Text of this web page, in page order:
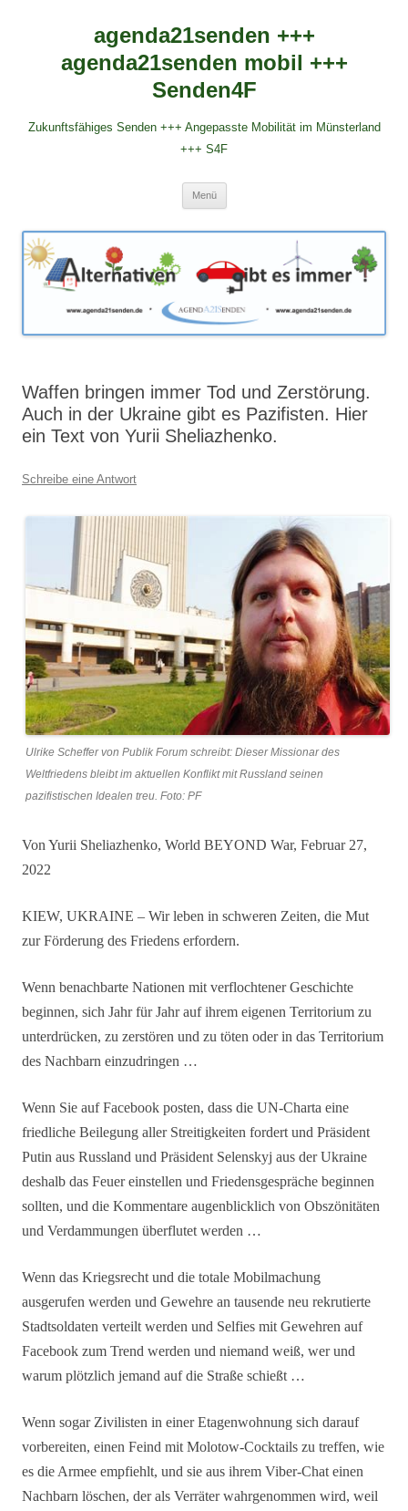
agenda21senden +++
agenda21senden mobil +++
Senden4F
Zukunftsfähiges Senden +++ Angepasste Mobilität im Münsterland
+++ S4F
Menü
Waffen bringen immer Tod und Zerstörung.
Auch in der Ukraine gibt es Pazifisten. Hier
ein Text von Yurii Sheliazhenko.
Schreibe eine Antwort
Ulrike Scheffer von Publik Forum schreibt: Dieser Missionar des
Weltfriedens bleibt im aktuellen Konflikt mit Russland seinen
pazifistischen Idealen treu. Foto: PF
Von Yurii Sheliazhenko, World BEYOND War, Februar 27,
2022
KIEW, UKRAINE – Wir leben in schweren Zeiten, die Mut
zur Förderung des Friedens erfordern.
Wenn benachbarte Nationen mit verflochtener Geschichte
beginnen, sich Jahr für Jahr auf ihrem eigenen Territorium zu
unterdrücken, zu zerstören und zu töten oder in das Territorium
des Nachbarn einzudringen …
Wenn Sie auf Facebook posten, dass die UN-Charta eine
friedliche Beilegung aller Streitigkeiten fordert und Präsident
Putin aus Russland und Präsident Selenskyj aus der Ukraine
deshalb das Feuer einstellen und Friedensgespräche beginnen
sollten, und die Kommentare augenblicklich von Obszönitäten
und Verdammungen überflutet werden …
Wenn das Kriegsrecht und die totale Mobilmachung
ausgerufen werden und Gewehre an tausende neu rekrutierte
Stadtsoldaten verteilt werden und Selfies mit Gewehren auf
Facebook zum Trend werden und niemand weiß, wer und
warum plötzlich jemand auf die Straße schießt …
Wenn sogar Zivilisten in einer Etagenwohnung sich darauf
vorbereiten, einen Feind mit Molotow-Cocktails zu treffen, wie
es die Armee empfiehlt, und sie aus ihrem Viber-Chat einen
Nachbarn löschen, der als Verräter wahrgenommen wird, weil